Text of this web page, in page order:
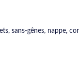
sans-gênes, nappe,